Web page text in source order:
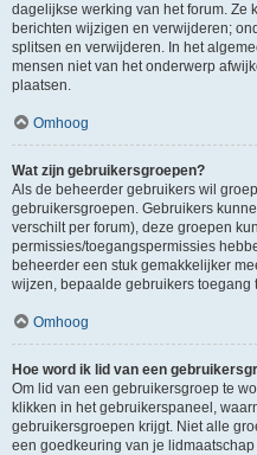
dagelijkse werking van het forum. Ze
berichten wijzigen en verwijderen;
splitsen en verwijderen. In het
mensen niet van het onderwerp
plaatsen.
Omhoog
Wat zijn gebruikersgroepen?
Als de beheerder gebruikers wil
gebruikersgroepen. Gebruikers
verschilt per forum), deze groepen
permissies/toegangspermissies
beheerder een stuk gemakkelijker
wijzen, bepaalde gebruikers toegang
Omhoog
Hoe word ik lid van een
Om lid van een gebruikersgroep te
klikken in het gebruikerspaneel,
gebruikersgroepen krijgt. Niet alle
een goedkeuring van je